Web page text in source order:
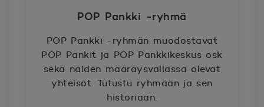
POP Pankki -ryhmä
POP Pankki -ryhmän muodostavat
POP Pankit ja POP Pankkikeskus osk
sekä näiden määräysvallassa olevat
yhteisöt. Tutustu ryhmään ja sen
historiaan.